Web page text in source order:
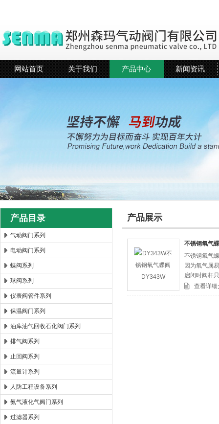
郑州森玛自控阀门有限公司
网站首页 关于我们 产品中心 新闻资讯
产品目录
气动阀门系列
电动阀门系列
蝶阀系列
球阀系列
仪表阀管件系列
保温阀门系列
油库油气回收石化阀门系列
排气阀系列
止回阀系列
流量计系列
人防工程设备系列
氨气液化气阀门系列
过滤器系列
产品展示
不锈钢氧气
不锈钢氧气
因为氧气属
启闭时阀杆
产生静电火
查看详细